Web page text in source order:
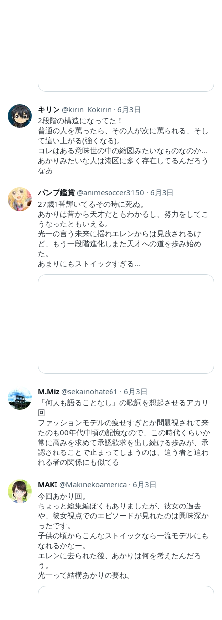
キリン kirin_Kokirin
6月3日
2段階の構造になってた！
普通の人を罵ったら、その人が次に罵られる、そし
て這い上がる(強くなる)。
コレはある意味世の中の縮図みたいなものなのか…
あかりみたいな人は港区に多く存在してるんだろう
なあ
パンプ鑑賞 animesoccer3150
6月3日
27歳1番輝いてるその時に死ぬ。
あかりは昔から天才だともわかるし、努力をしてこ
うなったともいえる。
光一の言う未来に揺れエレンからは見放されるけ
ど、もう一段階進化しまた天才への道を歩み始め
た。
あまりにもストイックすぎる…
M.Miz sekainohate61
6月3日
「何人も語ることなし」の歌詞を想起させるアカリ
回
ファッションモデルの痩せすぎとか問題視されて来
たのも00年代中頃の記憶なので、この時代くらいか
常に高みを求めて承認欲求を出し続ける歩みが、承
認されることで止まってしまうのは、追う者と追わ
れる者の関係にも似てる
MAKI Makinekoamerica 6月3日
今回あかり回。
ちょっと総集編ぽくもありましたが、彼女の過去
や、彼女視点でのエピソードが見れたのは興味深か
ったです。
子供の頃からこんなストイックなら一流モデルにも
なれるかなー。
エレンに去られた後、あかりは何を考えたんだろ
う。
光一って結構あかりの要ね。